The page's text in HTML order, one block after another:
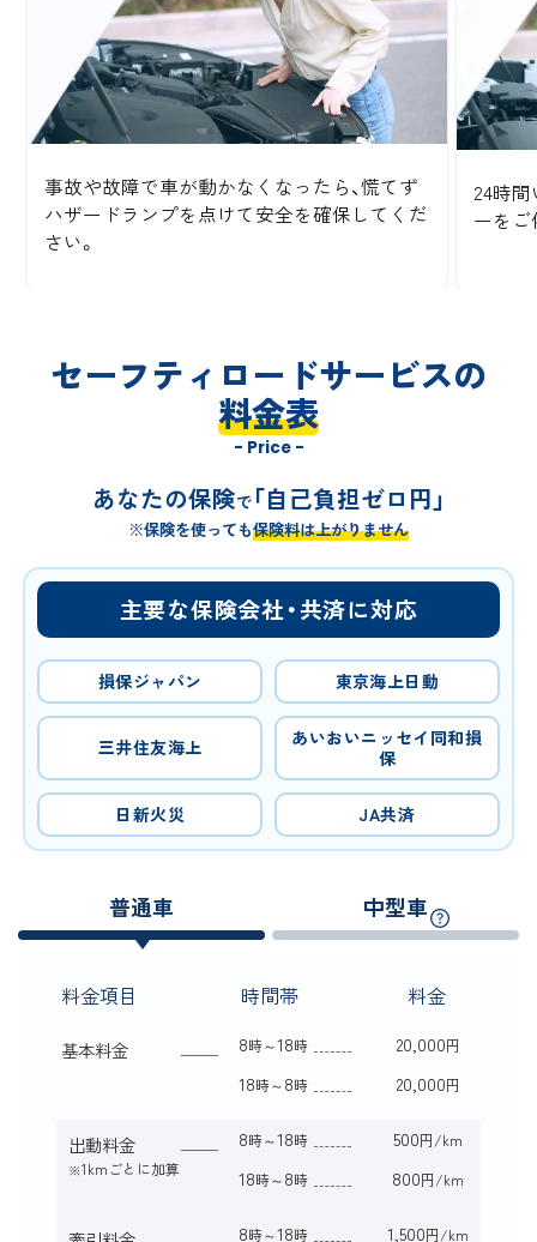
事故や故障で車が動かなくなったら、慌てず
ハザードランプを点けて安全を確保してくだ
さい。
24時間
ーをご
セーフティロードサービスの
料金表
- Price -
あなたの保険で「自己負担ゼロ円」
※保険を使っても保険料は上がりません
主要な保険会社・共済に対応
損保ジャパン 東京海上日動
三井住友海上
あいおいニッセイ同和損
保
日新火災 JA共済
普通車 中型車
料金項目 時間帯 料金
基本料金 8時～18時 20,000円
18時～8時 20,000円
出動料金
※1kmごとに加算
8時～18時 500円/km
18時～8時 800円/km
8時～18時 1,500円/km